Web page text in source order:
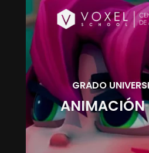
GRADO
ANIMACIÓN